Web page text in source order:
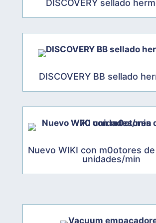
DISCOVERY sellado
DISCOVERY BB sellado
Nuevo WIKI con m0otores
unidades/min